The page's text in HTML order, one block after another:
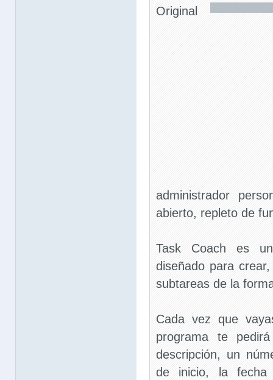
Original
administrador
abierto, repleto de
Task Coach es
diseñado para
subtareas de la
Cada vez que
programa te
descripción, un
de inicio, la